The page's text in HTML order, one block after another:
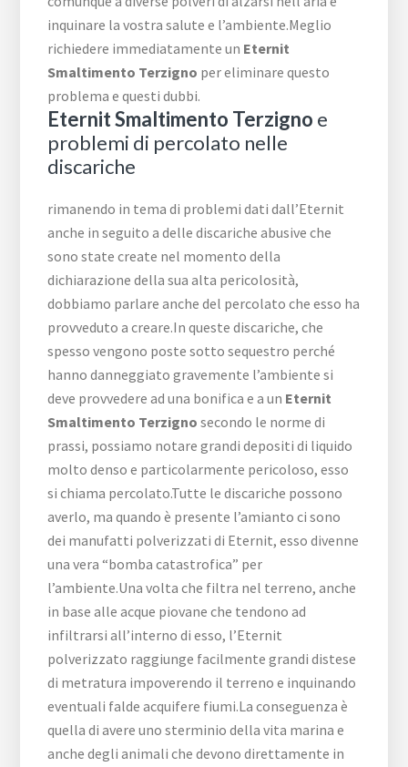
inquinare la vostra salute e l’ambiente.Meglio
richiedere immediatamente un Eternit
Smaltimento Terzigno per eliminare questo
problema e questi dubbi.
Eternit Smaltimento Terzigno e
problemi di percolato nelle
discariche
rimanendo in tema di problemi dati dall’Eternit
anche in seguito a delle discariche abusive che
sono state create nel momento della
dichiarazione della sua alta pericolosità,
dobbiamo parlare anche del percolato che esso ha
provveduto a creare.In queste discariche, che
spesso vengono poste sotto sequestro perché
hanno danneggiato gravemente l’ambiente si
deve provvedere ad una bonifica e a un Eternit
Smaltimento Terzigno secondo le norme di
prassi, possiamo notare grandi depositi di liquido
molto denso e particolarmente pericoloso, esso
si chiama percolato.Tutte le discariche possono
averlo, ma quando è presente l’amianto ci sono
dei manufatti polverizzati di Eternit, esso divenne
una vera “bomba catastrofica” per
l’ambiente.Una volta che filtra nel terreno, anche
in base alle acque piovane che tendono ad
infiltrarsi all’interno di esso, l’Eternit
polverizzato raggiunge facilmente grandi distese
di metratura impoverendo il terreno e inquinando
eventuali falde acquifere fiumi.La conseguenza è
quella di avere uno sterminio della vita marina e
anche degli animali che devono direttamente in